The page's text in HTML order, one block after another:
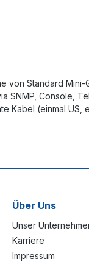
Standard Mini-
SNMP, Console,
(einmal US,
Über Uns
Unser
Karriere
Impressum